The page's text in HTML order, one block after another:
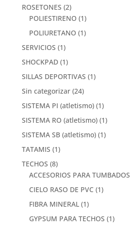
ROSETONES (2)
POLIESTIRENO (1)
POLIURETANO (1)
SERVICIOS (1)
SHOCKPAD (1)
SILLAS DEPORTIVAS (1)
Sin categorizar (24)
SISTEMA PI (atletismo) (1)
SISTEMA RO (atletismo) (1)
SISTEMA SB (atletismo) (1)
TATAMIS (1)
TECHOS (8)
ACCESORIOS PARA TUMBADOS
CIELO RASO DE PVC (1)
FIBRA MINERAL (1)
GYPSUM PARA TECHOS (1)